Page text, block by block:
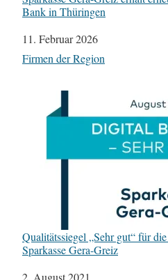
Bank in Thüringen
Datum
11. Februar 2026
In Bezug auf
Firmen der Region
Qualitätssiegel „Sehr gut“ für
Sparkasse Gera-Greiz
Datum
2. August 2021